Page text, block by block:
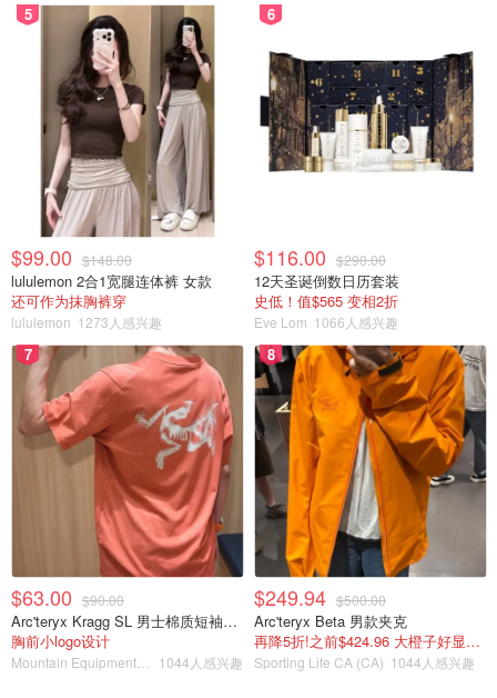
一两种调味材料和糖
罐子：大家可能也发现玻璃罐是大多数人的选择，因为塑料
和金属罐都会影响SCOBY生长。
糖：第二次发酵是需要能量的，第一次发酵的糖差不多都分
解完了，所以需要再加一点。我个人喜欢用蜂蜜水，因为二
次发酵时间短，所以会留一点甜味在里头。装瓶后放冰箱，
合起来酸酸甜甜超美味！
调味：这里就自由发挥吧，我喜欢姜＋水果的组合，当然也
可以不加调味，就那么原味的喝。姜一定要剁小一点，容易
入味。
5
$99.00 $148.00
lululemon 2合1宽腿连体裤 女款
还可作为抹胸裤穿
lululemon 1273人感兴趣
6
$116.00 $290.00
12天圣诞倒数日历套装
史低！值$565 变相2折
Eve Lom 1066人感兴趣
7
$63.00 $90.00
Arc'teryx Kragg SL 男士棉质短袖T恤
胸前小logo设计
1044人感兴趣
8
$249.94 $500.00
Arc'teryx Beta 男款夹克
再降5折!之前$424.96 大橙子好显白 蹲补
Sporting Life CA (CA) 1044人感兴趣